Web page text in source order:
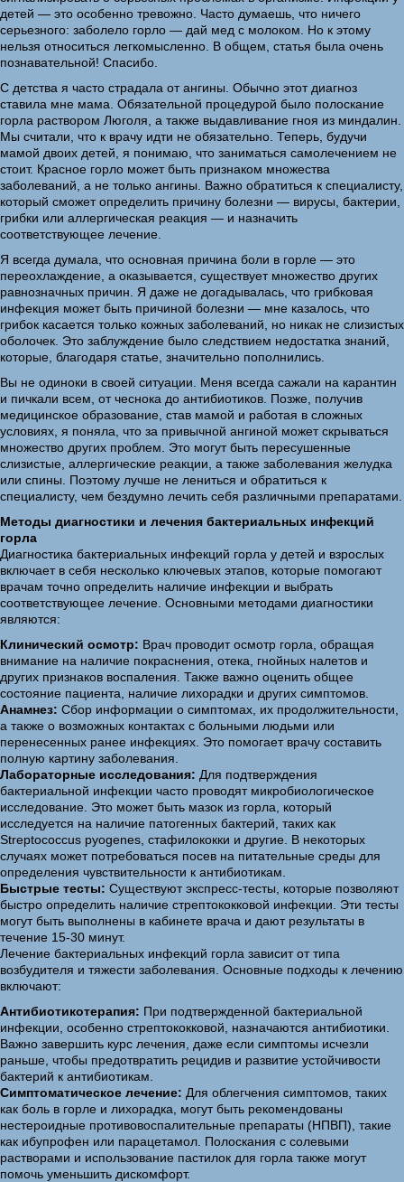
детей — это особенно тревожно. Часто думаешь, что ничего
серьезного: заболело горло — дай мед с молоком. Но к этому
нельзя относиться легкомысленно. В общем, статья была очень
познавательной! Спасибо.
С детства я часто страдала от ангины. Обычно этот диагноз
ставила мне мама. Обязательной процедурой было полоскание
горла раствором Люголя, а также выдавливание гноя из миндалин.
Мы считали, что к врачу идти не обязательно. Теперь, будучи
мамой двоих детей, я понимаю, что заниматься самолечением не
стоит. Красное горло может быть признаком множества
заболеваний, а не только ангины. Важно обратиться к специалисту,
который сможет определить причину болезни — вирусы, бактерии,
грибки или аллергическая реакция — и назначить
соответствующее лечение.
Я всегда думала, что основная причина боли в горле — это
переохлаждение, а оказывается, существует множество других
равнозначных причин. Я даже не догадывалась, что грибковая
инфекция может быть причиной болезни — мне казалось, что
грибок касается только кожных заболеваний, но никак не слизистых
оболочек. Это заблуждение было следствием недостатка знаний,
которые, благодаря статье, значительно пополнились.
Вы не одиноки в своей ситуации. Меня всегда сажали на карантин
и пичкали всем, от чеснока до антибиотиков. Позже, получив
медицинское образование, став мамой и работая в сложных
условиях, я поняла, что за привычной ангиной может скрываться
множество других проблем. Это могут быть пересушенные
слизистые, аллергические реакции, а также заболевания желудка
или спины. Поэтому лучше не лениться и обратиться к
специалисту, чем бездумно лечить себя различными препаратами.
Методы диагностики и лечения бактериальных инфекций
горла
Диагностика бактериальных инфекций горла у детей и взрослых
включает в себя несколько ключевых этапов, которые помогают
врачам точно определить наличие инфекции и выбрать
соответствующее лечение. Основными методами диагностики
являются:
Клинический осмотр: Врач проводит осмотр горла, обращая
внимание на наличие покраснения, отека, гнойных налетов и
других признаков воспаления. Также важно оценить общее
состояние пациента, наличие лихорадки и других симптомов.
Анамнез: Сбор информации о симптомах, их продолжительности,
а также о возможных контактах с больными людьми или
перенесенных ранее инфекциях. Это помогает врачу составить
полную картину заболевания.
Лабораторные исследования: Для подтверждения
бактериальной инфекции часто проводят микробиологическое
исследование. Это может быть мазок из горла, который
исследуется на наличие патогенных бактерий, таких как
Streptococcus pyogenes, стафилококки и другие. В некоторых
случаях может потребоваться посев на питательные среды для
определения чувствительности к антибиотикам.
Быстрые тесты: Существуют экспресс-тесты, которые позволяют
быстро определить наличие стрептококковой инфекции. Эти тесты
могут быть выполнены в кабинете врача и дают результаты в
течение 15-30 минут.
Лечение бактериальных инфекций горла зависит от типа
возбудителя и тяжести заболевания. Основные подходы к лечению
включают:
Антибиотикотерапия: При подтвержденной бактериальной
инфекции, особенно стрептококковой, назначаются антибиотики.
Важно завершить курс лечения, даже если симптомы исчезли
раньше, чтобы предотвратить рецидив и развитие устойчивости
бактерий к антибиотикам.
Симптоматическое лечение: Для облегчения симптомов, таких
как боль в горле и лихорадка, могут быть рекомендованы
нестероидные противовоспалительные препараты (НПВП), такие
как ибупрофен или парацетамол. Полоскания с солевыми
растворами и использование пастилок для горла также могут
помочь уменьшить дискомфорт.